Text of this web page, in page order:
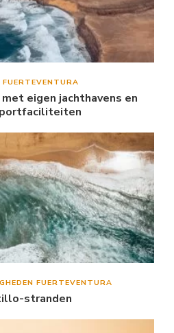
FUERTEVENTURA
eigen jachthavens en
FUERTEVENTURA
stranden